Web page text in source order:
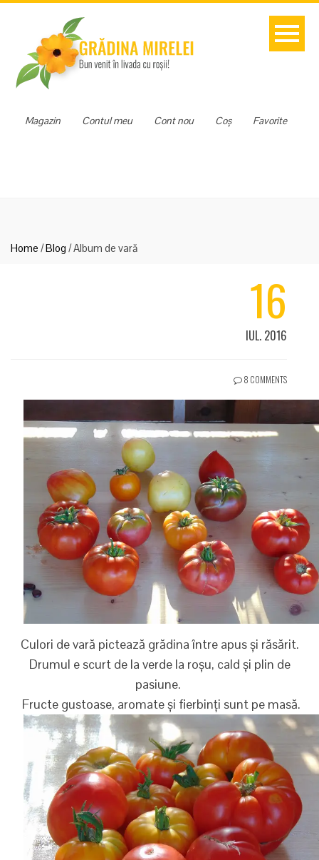
Favorite
Coș
Cont nou
Contul meu
Magazin
Home /Blog /Album de vară
16
IUL. 2016
8 COMMENTS
Culori de vară pictează grădina între apus și răsărit.
Drumul e scurt de la verde la roșu, cald și plin de
pasiune.
Fructe gustoase, aromate și fierbinți sunt pe masă.